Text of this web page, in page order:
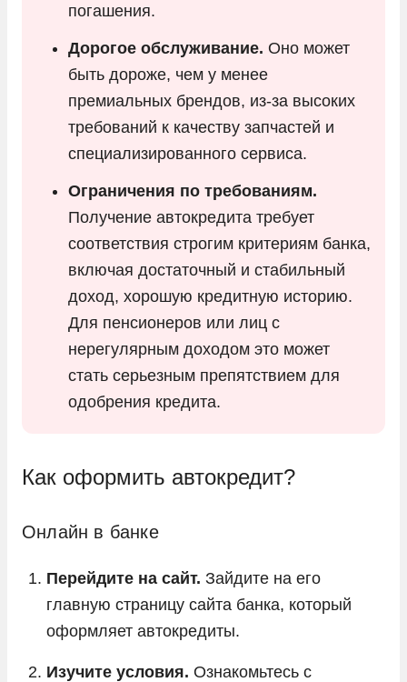
погашения.
Дорогое обслуживание. Оно может
быть дороже, чем у менее
премиальных брендов, из-за высоких
требований к качеству запчастей и
специализированного сервиса.
Ограничения по требованиям.
Получение автокредита требует
соответствия строгим критериям банка,
включая достаточный и стабильный
доход, хорошую кредитную историю.
Для пенсионеров или лиц с
нерегулярным доходом это может
стать серьезным препятствием для
одобрения кредита.
Как оформить автокредит?
Онлайн в банке
Перейдите на сайт. Зайдите на его
главную страницу сайта банка, который
оформляет автокредиты.
Изучите условия. Ознакомьтесь с